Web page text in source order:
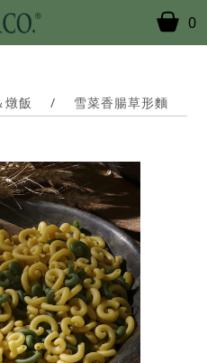
0
燉飯 / 雪菜香腸草形麵